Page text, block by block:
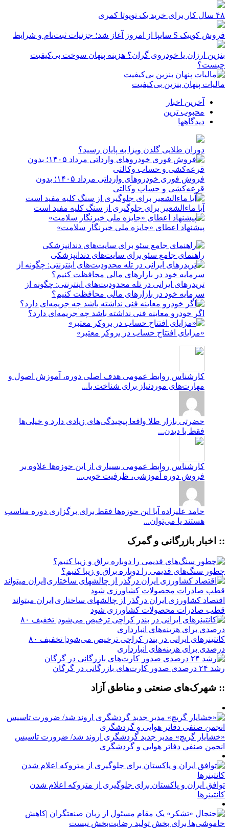
۴۸ سال کار برای خرید یک تویوتا کمری
فروش کوییک S سایپا از امروز آغاز شد؛ جزئیات ثبت‌نام و شرایط
بنزین ارزان یا خودروی گران؟ هزینه پنهان سوخت بی‌کیفیت
چیست؟
مالیات پنهان بنزین بی‌کیفیت
آخرین اخبار
محبوب ترین
دیدگاهها
دوران طلایی گلدن ویزا به پایان رسید؟
فروش فوری خودروهای وارداتی مرداد ۱۴۰۵؛ بدون
قرعه‌کشی و حساب وکالتی
آیا ماءالشعیر برای جلوگیری از سنگ کلیه مفید است
پیشنهاد اعطای «جایزه ملی خبرنگار سلامت»
راهنمای جامع سئو برای سایت‌های دندانپزشکی
تریدرهای ایرانی در تله محدودیت‌های اینترنتی: چگونه از
سرمایه خود در بازارهای مالی محافظت کنیم؟
اگر خودرو معاینه فنی نداشته باشد چه جریمه‌ای دارد؟
«مزایای افتتاح حساب در بروکر معتبر»
کارشناس روابط عمومی هدف اصلی دوره، آموزش اصول و
مهارت‌های موردنیاز برای شناخت با...
حضرتی بازار طلا واقعا پیچیدگی‌های زیادی دارد و خیلی‌ها
فقط با دیدن...
کارشناس روابط عمومی بسیاری از این حوزه‌ها علاوه بر
فروش دوره آموزشی، ظرفیت خوبی...
حامد علیزاده آیا این حوزه‌ها فقط برای برگزاری دوره مناسب
هستند یا می‌توان...
:: اخبار بازرگانی و گمرک
چطور سنگ‌های قدیمی را دوباره براق و زیبا کنیم؟
اقتصاد کشاورزی ایران درگذر از چالشهای ساختاری|ایران میتواند
قطب صادرات محصولات کشاورزی شود
کانتینرهای ایرانی در بندر کراچی ترخیص می‌شود| تخفیف ۸۰
درصدی برای هزینه‌های انبارداری
رشد ۲۴ درصدی صدور کارت‌های بازرگانی در گرگان
:: شهرک‌های صنعتی و مناطق آزاد
«خشایار گریچ» مدیر جدید گردشگری اروند شد/ ضرورت تاسیس
انجمن صنفی دفاتر هوایی و گردشگری
توافق ایران و پاکستان برای جلوگیری از متروکه اعلام شدن
کانتینرها